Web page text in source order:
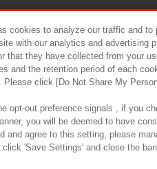
食品のご提供について
cookies to analyze our traffic and to
with our analytics and advertising
that they have collected from your
and the retention period of each
click [Do Not Share My
opt-out preference signals , if you
you will be deemed to have
and agree to this setting, please
'Save Settings' and close the